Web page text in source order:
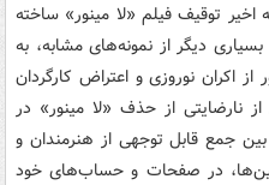
اخیر توقیف فیلم «لا مینور» ساخته
دیگر از نمونه‌های مشابه، به
اکران نوروزی و اعتراض کارگردان
نارضایتی از حذف «لا مینور» در
جمع قابل توجهی از هنرمندان و
در صفحات و حساب‌های خود